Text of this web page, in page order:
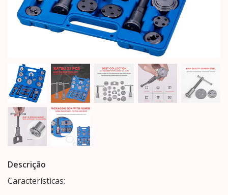
Descrição
Características: